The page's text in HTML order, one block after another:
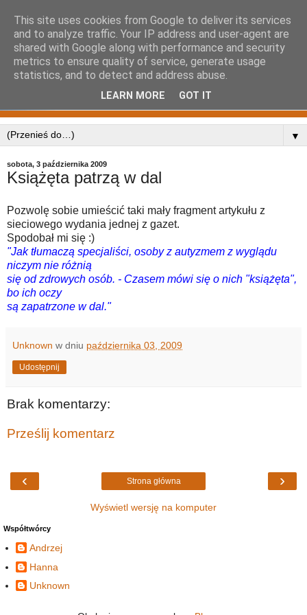
▼
sobota, 3 października 2009
Książęta patrzą w dal
Pozwolę sobie umieścić taki mały fragment artykułu z
sieciowego wydania jednej z gazet.
Spodobał mi się :)
"Jak tłumaczą specjaliści, osoby z autyzmem z wyglądu
niczym nie różnią
się od zdrowych osób. - Czasem mówi się o nich "książęta",
bo ich oczy
są zapatrzone w dal."
Unknown w dniu października 03, 2009
Udostępnij
Brak komentarzy:
Prześlij komentarz
‹ ›
Strona główna
Wyświetl wersję na komputer
Współtwórcy
Andrzej
Hanna
Unknown
This site uses cookies from Google to deliver its services
and to analyze traffic. Your IP address and user-agent are
shared with Google along with performance and security
metrics to ensure quality of service, generate usage
statistics, and to detect and address abuse.
LEARN MORE GOT IT